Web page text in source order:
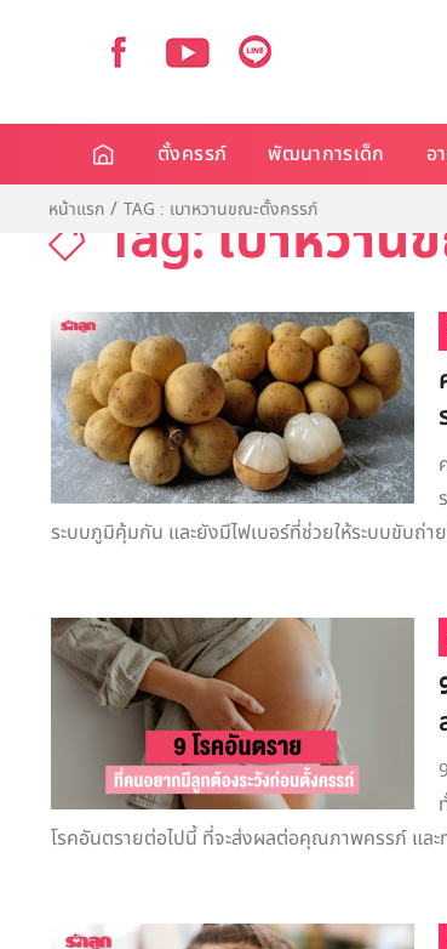
ตั้งครรภ์ พัฒนาการเด็ก อ
หน้าแรก TAG : เบาหวานขณะตั้งครรภ์
Tag: เบาหวา
ระบบภูมิคุ้มกัน และยังมีไฟเบอร์ที่ช่วยให้ระบบขับถ่า
โรคอันตรายต่อไปนี้ ที่จะส่งผลต่อคุณภาพครรภ์ และ